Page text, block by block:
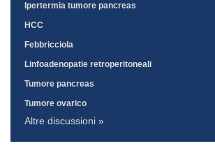
Ipertermia tumore pancreas
HCC
Febbricciola
Linfoadenopatie retroperitoneali
Tumore pancreas
Tumore ovarico
Altre discussioni »